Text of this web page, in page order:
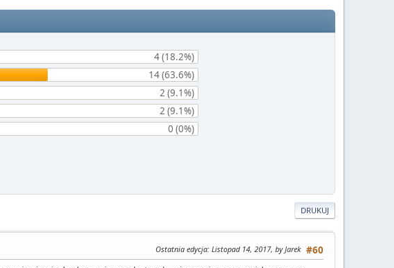
4 (18.2%)
14 (63.6%)
2 (9.1%)
2 (9.1%)
0 (0%)
DRUKUJ
#60
Ostatnia edycja: Listopad 14, 2017, by Jarek